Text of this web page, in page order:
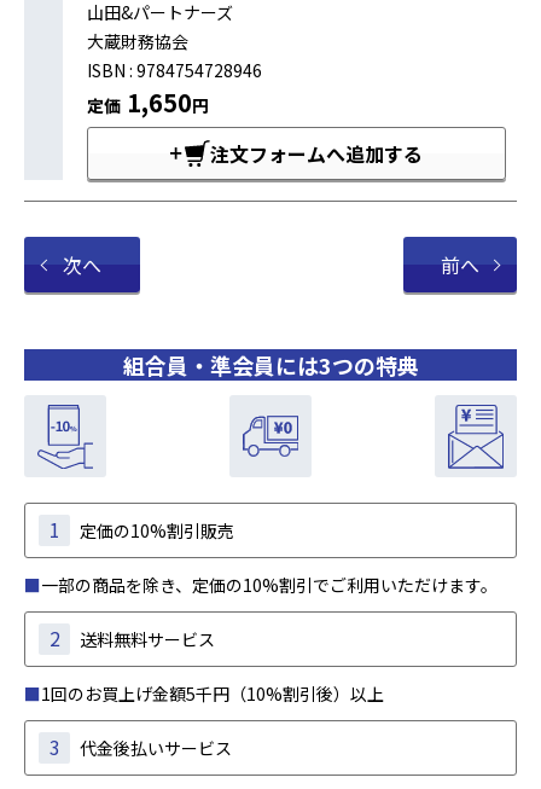
組合員・準会員には3つの特典
1 定価の10%割引販売
■一部の商品を除き、定価の10%割引でご利用いただけます。
2 送料無料サービス
■1回のお買上げ金額5千円（10%割引後）以上
3 代金後払いサービス
山田&パートナーズ
大蔵財務協会
ISBN : 9784754728946
定価 1,650円
注文フォームへ追加する
次へ 前へ